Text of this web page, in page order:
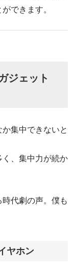
できます。
ジェット
集中できないと
、集中力が続か
代劇の声。僕も
ヤホン